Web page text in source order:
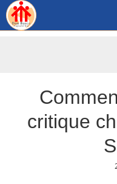
critique